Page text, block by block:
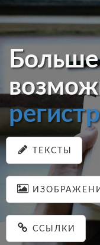
Больше
ТЕКСТЫ
ССЫЛКИ